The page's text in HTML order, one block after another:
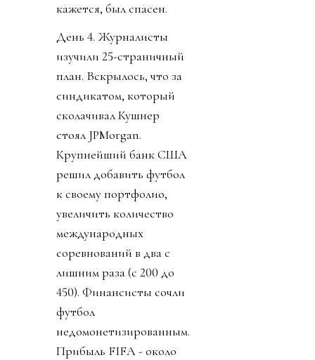
кажется, был спасен.
День 4. Журналисты
изучили 25-страничный
план. Вскрылось, что за
синдикатом, который
сколачивал Кушнер
стоял JPMorgan.
Крупнейший банк США
решил добавить футбол
к своему портфолио,
увеличить количество
международных
соревнований в два с
лишним раза (с 200 до
450). Финансисты сочли
футбол
недомонетизированным.
Прибыль FIFA - около